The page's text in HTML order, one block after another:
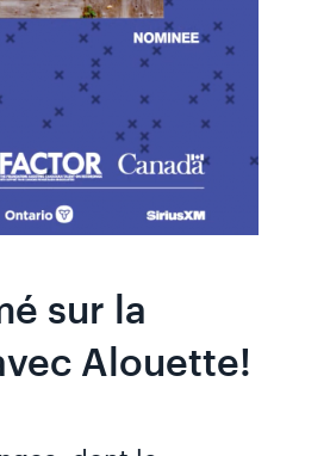
sur la
Alouette!